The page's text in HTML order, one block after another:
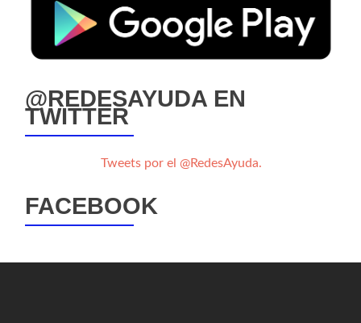
@REDESAYUDA EN
TWITTER
Tweets por el @RedesAyuda.
FACEBOOK